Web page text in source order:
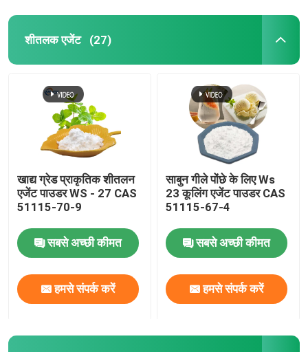
शीतलक एजेंट (27)
खाद्य ग्रेड प्राकृतिक शीतलन
एजेंट पाउडर WS - 27 CAS
51115-70-9
सबसे अच्छी कीमत
हमसे संपर्क करें
साबुन गीले पोंछे के लिए Ws
23 कूलिंग एजेंट पाउडर CAS
51115-67-4
सबसे अच्छी कीमत
हमसे संपर्क करें